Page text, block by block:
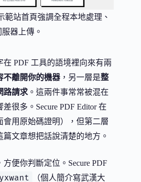
範站首頁強調全程本地處理、
器上傳。
PDF 工具的語境裡向來有兩
不離開你的機器 ，另一層是整
路請求。這兩件事常常被混在
很多。Secure PDF Editor 在
會用原始碼證明），但第二層
文章想把話說清楚的地方。
便你判斷定位。Secure PDF
（個人簡介寫武漢大